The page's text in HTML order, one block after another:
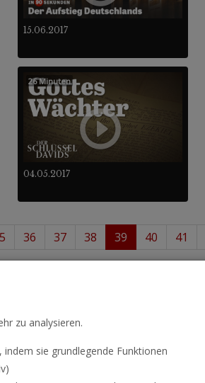
15.06.2017
04.05.2017
26 Minuten
36 37 38 39 40 41
zu analysieren.
sie grundlegende Funktionen